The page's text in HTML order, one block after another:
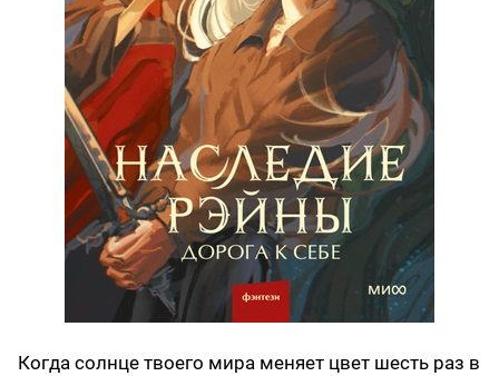
Когда солнце твоего мира меняет цвет шесть раз в